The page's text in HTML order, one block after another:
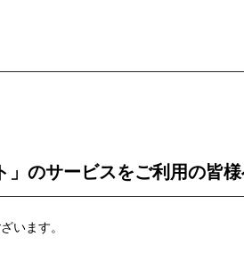
」のサービスをご利用の皆
います。